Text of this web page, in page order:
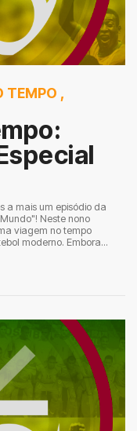
TEMPO ,
a mais um episódio da
Neste nono
viagem no tempo
moderno. Embora...